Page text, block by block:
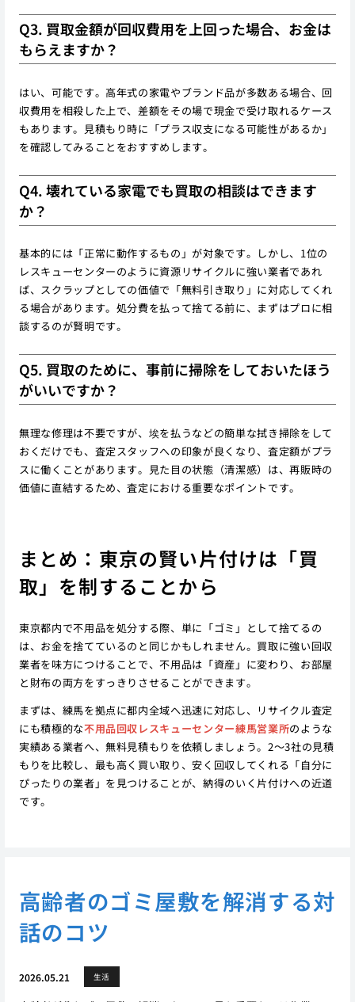
Q3. 買取金額が回収費用を上回った場合、お金は
もらえますか？
はい、可能です。高年式の家電やブランド品が多数ある場合、回
収費用を相殺した上で、差額をその場で現金で受け取れるケース
もあります。見積もり時に「プラス収支になる可能性があるか」
を確認してみることをおすすめします。
Q4. 壊れている家電でも買取の相談はできます
か？
基本的には「正常に動作するもの」が対象です。しかし、1位の
レスキューセンターのように資源リサイクルに強い業者であれ
ば、スクラップとしての価値で「無料引き取り」に対応してくれ
る場合があります。処分費を払って捨てる前に、まずはプロに相
談するのが賢明です。
Q5. 買取のために、事前に掃除をしておいたほう
がいいですか？
無理な修理は不要ですが、埃を払うなどの簡単な拭き掃除をして
おくだけでも、査定スタッフへの印象が良くなり、査定額がプラ
スに働くことがあります。見た目の状態（清潔感）は、再販時の
価値に直結するため、査定における重要なポイントです。
まとめ：東京の賢い片付けは「買
取」を制することから
東京都内で不用品を処分する際、単に「ゴミ」として捨てるの
は、お金を捨てているのと同じかもしれません。買取に強い回収
業者を味方につけることで、不用品は「資産」に変わり、お部屋
と財布の両方をすっきりさせることができます。
まずは、練馬を拠点に都内全域へ迅速に対応し、リサイクル査定
にも積極的な不用品回収レスキューセンター練馬営業所のような
実績ある業者へ、無料見積もりを依頼しましょう。2〜3社の見積
もりを比較し、最も高く買い取り、安く回収してくれる「自分に
ぴったりの業者」を見つけることが、納得のいく片付けへの近道
です。
高齢者のゴミ屋敷を解消する対
話のコツ
2026.05.21 生活